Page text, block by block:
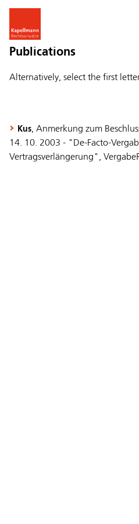
Publications
Alternatively, select the first
Kus, Anmerkung zum
14. 10. 2003 - "De-Facto-
Vertragsverlängerung",